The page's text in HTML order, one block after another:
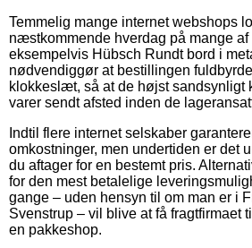
Temmelig mange internet webshops
næstkommende hverdag på mange af
eksempelvis Hübsch Rundt bord i
nødvendiggør at bestillingen
klokkeslæt, så at de højst sandsynligt
varer sendt afsted inden de
Indtil flere internet selskaber
omkostninger, men undertiden er det
du aftager for en bestemt pris.
for den mest betalelige
gange – uden hensyn til om man er i
Svenstrup – vil blive at få fragtfirmaet
en pakkeshop.